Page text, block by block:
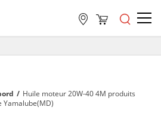
DE PLUS DE 99 $
/ Huile moteur 20W-40 4M produits
Yamalube(MD)